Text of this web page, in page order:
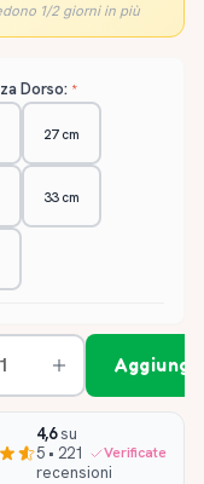
1/2 giorni in più
Dorso:
27 cm
33 cm
4,6su
5 • 221
recensioni
Verificate